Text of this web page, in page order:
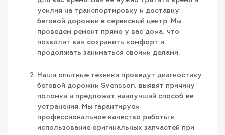
усилия на транспортировку и доставку
беговой дорожки в сервисный центр. Мы
проведем ремонт прямо у вас дома, что
позволит вам сохранить комфорт и
продолжать заниматься своими делами.
Наши опытные техники проведут диагностику
беговой дорожки Svensson, выявят причину
поломки и предложат наилучший способ ее
устранения. Мы гарантируем
профессиональное качество работы и
использование оригинальных запчастей при